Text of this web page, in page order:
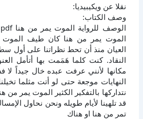
نقلا عن ويكيبيديا:
وصف الكتاب:
الموت يمر من هنا كان طيف الموت
العيان منذ أن تحط نظراتنا على أول
النقاد. كنت كلما هَمَمت بها أتأمل
مكانها لأنني عرفت عبده خال جيداً لا
النهايات موجعة حتى لو أتت مثلما
نتداركها بالتفكير الكثير الموت يمر من
قد تلهينا لأيام طويله ونحن نحاول
تمر من هنا او هناك